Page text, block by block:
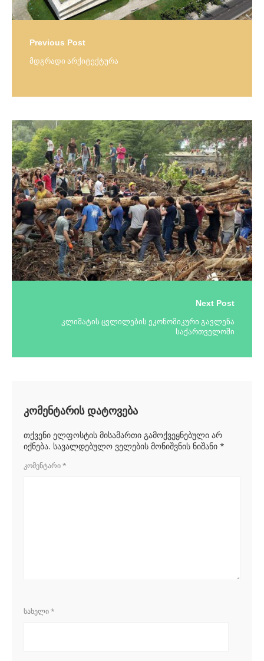
Previous Post
მდგრადი არქიტექტურა
Next Post
კლიმატის ცვლილების ეკონომიკური გავლენა
საქართველოში
კომენტარის დატოვება
თქვენი ელფოსტის მისამართი გამოქვეყნებული არ
იქნება. სავალდებულო ველების მონიშვნის ნიშანი *
ᲙᲝᲛᲔᲜᲢᲐᲠᲘ*
ᲡᲐᲮᲔᲚᲘ*